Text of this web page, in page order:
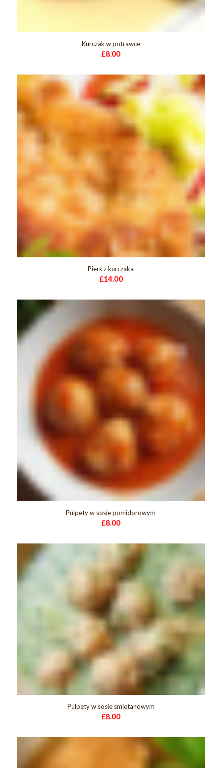
Kurczak w potrawce
£8.00
Pierś z kurczaka
£14.00
Pulpety w sosie pomidorowym
£8.00
Pulpety w sosie smietanowym
£8.00